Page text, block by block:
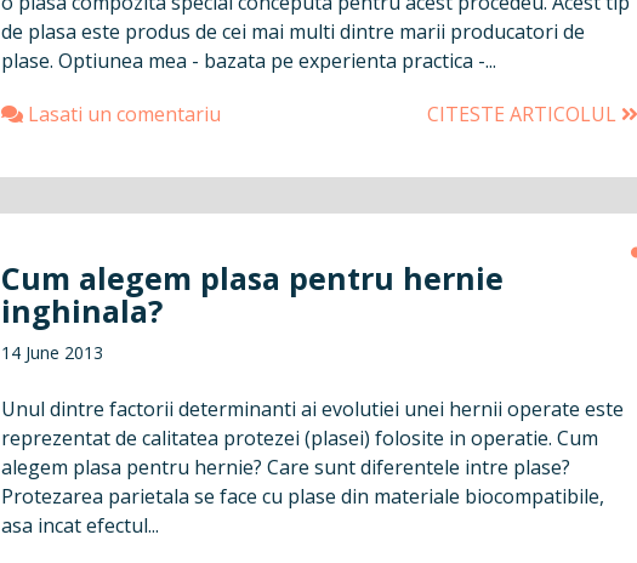
de plasa este produs de cei mai multi dintre marii producatori de
plase. Optiunea mea - bazata pe experienta practica -...
Lasati un comentariu
CITESTE ARTICOLUL
Cum alegem plasa pentru hernie
inghinala?
14 June 2013
Unul dintre factorii determinanti ai evolutiei unei hernii operate este
reprezentat de calitatea protezei (plasei) folosite in operatie. Cum
alegem plasa pentru hernie? Care sunt diferentele intre plase?
Protezarea parietala se face cu plase din materiale biocompatibile,
asa incat efectul...